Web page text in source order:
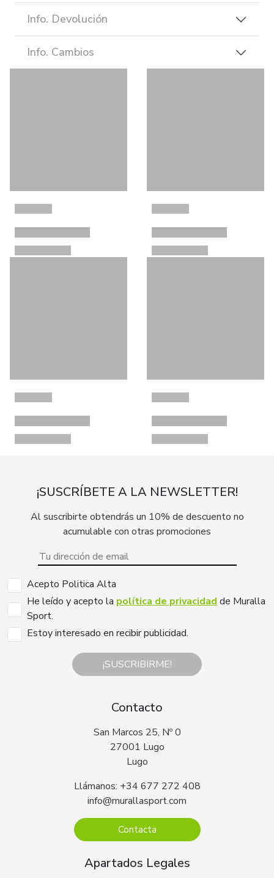
Info. Devolución
Info. Cambios
¡SUSCRÍBETE A LA NEWSLETTER!
Al suscribirte obtendrás un 10% de descuento no
acumulable con otras promociones
Acepto Politica Alta
He leído y acepto la política de privacidad de Muralla
Sport.
Estoy interesado en recibir publicidad.
¡SUSCRIBIRME!
Contacto
San Marcos 25, Nº 0
27001 Lugo
Lugo
Llámanos: +34 677 272 408
info@murallasport.com
Contacta
Apartados Legales